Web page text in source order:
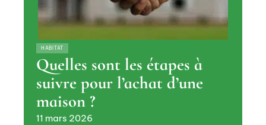
HABITAT
Quelles sont les étapes à
suivre pour l’achat d’une
maison ?
11 mars 2026